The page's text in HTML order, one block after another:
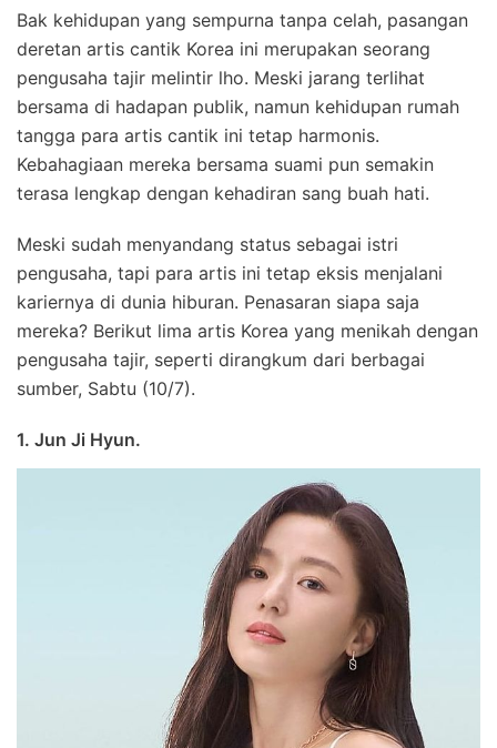
Bak kehidupan yang sempurna tanpa celah, pasangan
deretan artis cantik Korea ini merupakan seorang
pengusaha tajir melintir lho. Meski jarang terlihat
bersama di hadapan publik, namun kehidupan rumah
tangga para artis cantik ini tetap harmonis.
Kebahagiaan mereka bersama suami pun semakin
terasa lengkap dengan kehadiran sang buah hati.
Meski sudah menyandang status sebagai istri
pengusaha, tapi para artis ini tetap eksis menjalani
kariernya di dunia hiburan. Penasaran siapa saja
mereka? Berikut lima artis Korea yang menikah dengan
pengusaha tajir, seperti dirangkum dari berbagai
sumber, Sabtu (10/7).
1. Jun Ji Hyun.